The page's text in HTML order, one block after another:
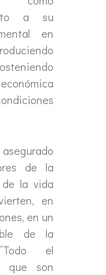
a su
en
de la
la vida
en
en un
de la
el
que son